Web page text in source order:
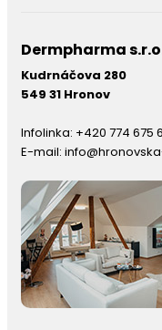
Dermpharma
Kudrnáčova 280
549 31 Hronov
Infolinka: +420 774 675
E-mail: